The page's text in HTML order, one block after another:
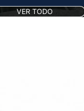
VER TODO